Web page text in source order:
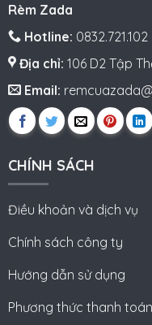
Rèm Zada
Hotline: 0832.721.102
Địa chỉ: 106 D2 Tập
Email:
CHÍNH SÁCH
Điều khoản và dịch vụ
Chính sách công ty
Hướng dẫn sử dụng
Phương thức thanh toán